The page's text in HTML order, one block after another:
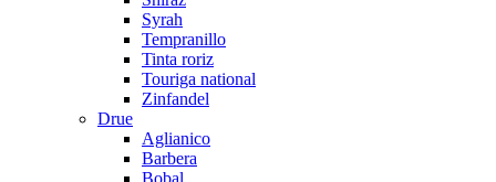
Syrah
Tempranillo
Tinta roriz
Touriga national
Zinfandel
Drue
Aglianico
Barbera
Bobal